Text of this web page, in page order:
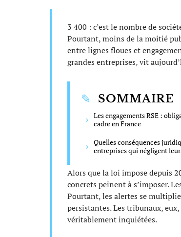
3 400 : c’est le nombre de
Pourtant, moins de la moitié
entre lignes floues et
grandes entreprises, vit
SOMMAIRE
Les engagements RSE :
cadre en France
Quelles conséquences
entreprises qui négligent
Alors que la loi impose depuis
concrets peinent à s’imposer.
Pourtant, les alertes se
persistantes. Les tribunaux,
véritablement inquiétées.